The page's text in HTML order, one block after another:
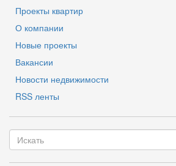
Проекты квартир
О компании
Новые проекты
Вакансии
Новости недвижимости
RSS ленты